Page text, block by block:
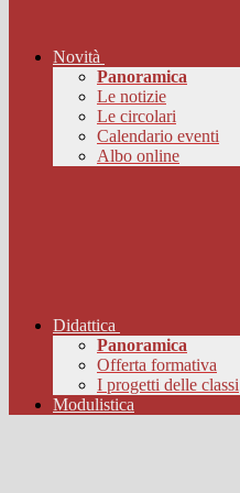
Novità
Panoramica
Le notizie
Le circolari
Calendario eventi
Albo online
Didattica
Panoramica
Offerta formativa
I progetti delle classi
Modulistica